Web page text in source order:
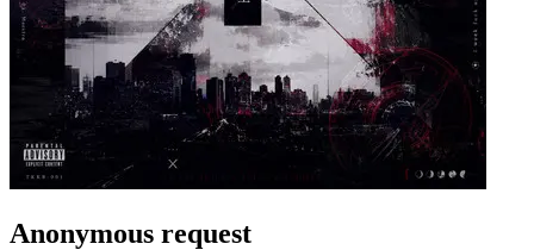
Anonymous request